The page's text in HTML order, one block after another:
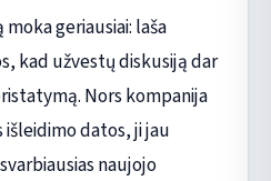
geriausiai: laša
kad užvestų diskusiją dar
Nors kompanija
datos, ji jau
naujojo